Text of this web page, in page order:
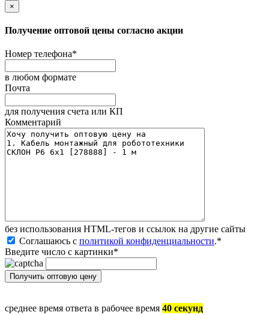
×
Получение оптовой цены согласно акции
Номер телефона*
в любом формате
Почта
для получения счета или КП
Комментарий
без иcпользования HTML-тегов и ссылок на другие сайты
Соглашаюсь с политикой конфиденциальности.*
Введите число с картинки*
среднее время ответа в рабочее время 40 секунд